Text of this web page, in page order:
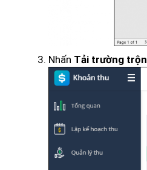
Nhấn Tải trường trộn